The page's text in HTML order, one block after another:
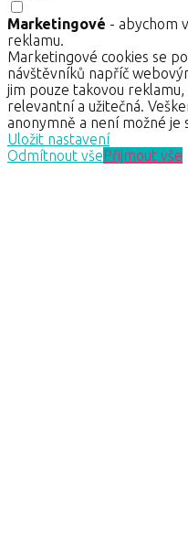
Marketingové - abychom
reklamu.
Marketingové cookies se
návštěvníků napříč
jim pouze takovou
relevantní a užitečná.
anonymně a není možné
Uložit nastavení
Odmítnout všePřijmout vše